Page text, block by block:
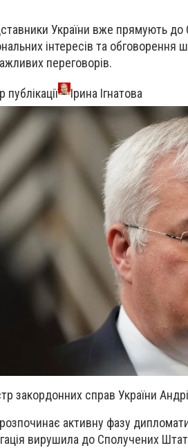
України вже прямують
інтересів та
переговорів.
публікації Ірина Ігнатова
закордонних справ України
активну фазу
вирушила до Сполучених